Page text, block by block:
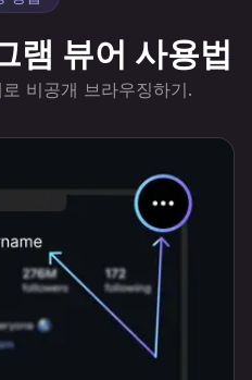
램 뷰어 사용법
비공개 브라우징하기.